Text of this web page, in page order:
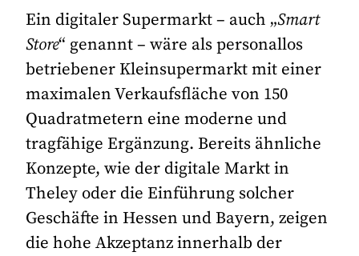
Ein digitaler Supermarkt – auch „Smart
Store“ genannt – wäre als personallos
betriebener Kleinsupermarkt mit einer
maximalen Verkaufsfläche von 150
Quadratmetern eine moderne und
tragfähige Ergänzung. Bereits ähnliche
Konzepte, wie der digitale Markt in
Theley oder die Einführung solcher
Geschäfte in Hessen und Bayern, zeigen
die hohe Akzeptanz innerhalb der